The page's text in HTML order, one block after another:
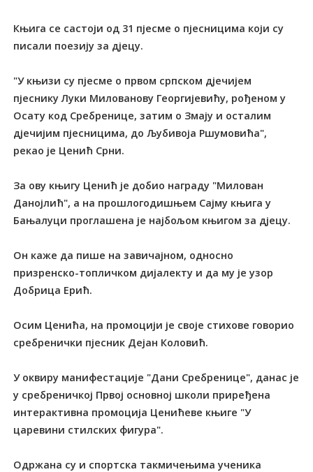
Књига се састоји од 31 пјесме о пјесницима који су
писали поезију за дјецу.
"У књизи су пјесме о првом српском дјечијем
пјеснику Луки Милованову Георгијевићу, рођеном у
Осату код Сребренице, затим о Змају и осталим
дјечијим пјесницима, до Љубивоја Ршумовића",
рекао је Ценић Срни.
За ову књигу Ценић је добио награду "Милован
Данојлић", а на прошлогодишњем Сајму књига у
Бањалуци проглашена је најбољом књигом за дјецу.
Он каже да пише на завичајном, односно
призренско-топличком дијалекту и да му је узор
Добрица Ерић.
Осим Ценића, на промоцији је своје стихове говорио
сребренички пјесник Дејан Коловић.
У оквиру манифестације "Дани Сребренице", данас је
у сребреничкој Првој основној школи приређена
интерактивна промоција Ценићеве књиге "У
царевини стилских фигура".
Одржана су и спортска такмичењима ученика